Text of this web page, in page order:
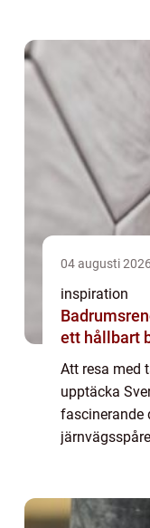
04 augusti 2026
inspiration
ett hållbart
Att resa med
upptäcka
fascinerande